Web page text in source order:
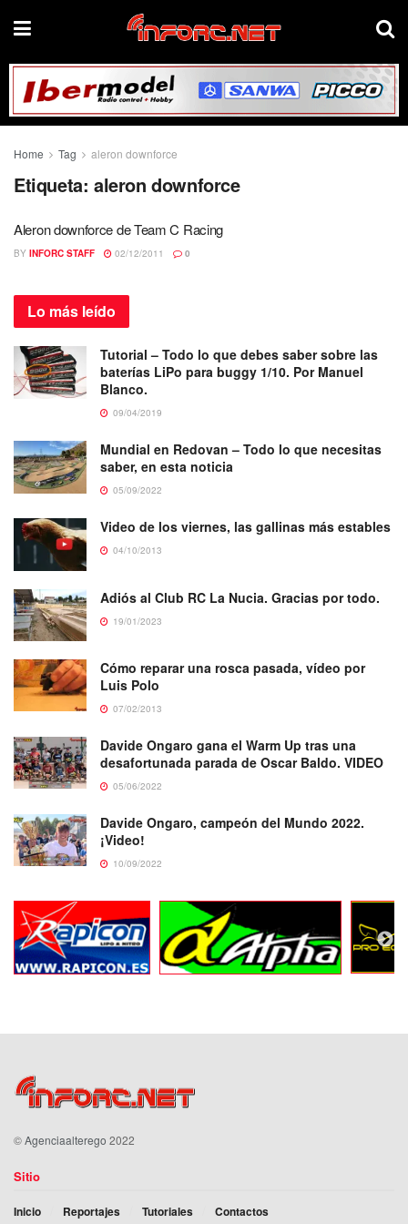
Home Tag aleron downforce
Etiqueta: aleron downforce
Aleron downforce de Team C Racing
BY INFORC STAFF 02/12/2011 0
Lo más leído
Tutorial – Todo lo que debes saber sobre las
baterías LiPo para buggy 1/10. Por Manuel
Blanco.
09/04/2019
Mundial en Redovan – Todo lo que necesitas
saber, en esta noticia
05/09/2022
Video de los viernes, las gallinas más estables
04/10/2013
Adiós al Club RC La Nucia. Gracias por todo.
19/01/2023
Cómo reparar una rosca pasada, vídeo por
Luis Polo
07/02/2013
Davide Ongaro gana el Warm Up tras una
desafortunada parada de Oscar Baldo. VIDEO
05/06/2022
Davide Ongaro, campeón del Mundo 2022.
¡Video!
10/09/2022
©Agenciaalterego 2022
Sitio
Inicio Reportajes Tutoriales Contactos